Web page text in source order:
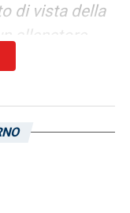
di vista della
allenatore
La
andato bene e
sono